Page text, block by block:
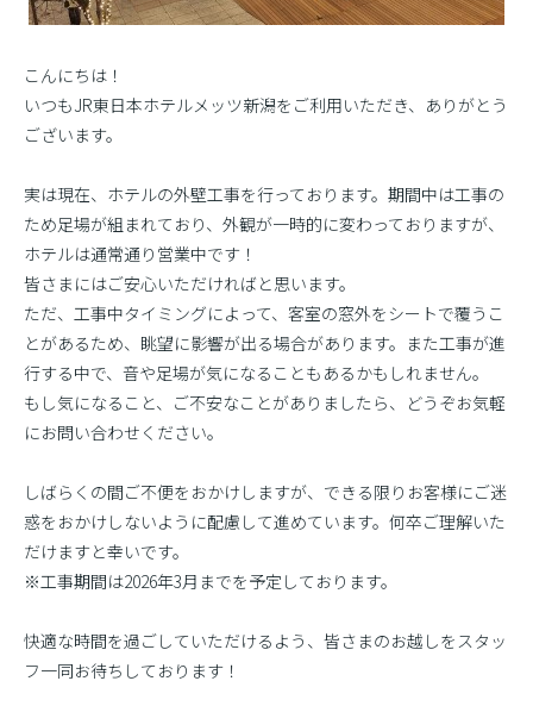
こんにちは！
いつもJR東日本ホテルメッツ新潟をご利用いただき、ありがとう
ございます。
実は現在、ホテルの外壁工事を行っております。期間中は工事の
ため足場が組まれており、外観が一時的に変わっておりますが、
ホテルは通常通り営業中です！
皆さまにはご安心いただければと思います。
ただ、工事中タイミングによって、客室の窓外をシートで覆うこ
とがあるため、眺望に影響が出る場合があります。また工事が進
行する中で、音や足場が気になることもあるかもしれません。
もし気になること、ご不安なことがありましたら、どうぞお気軽
にお問い合わせください。
しばらくの間ご不便をおかけしますが、できる限りお客様にご迷
惑をおかけしないように配慮して進めています。何卒ご理解いた
だけますと幸いです。
※工事期間は2026年3月までを予定しております。
快適な時間を過ごしていただけるよう、皆さまのお越しをスタッ
フ一同お待ちしております！